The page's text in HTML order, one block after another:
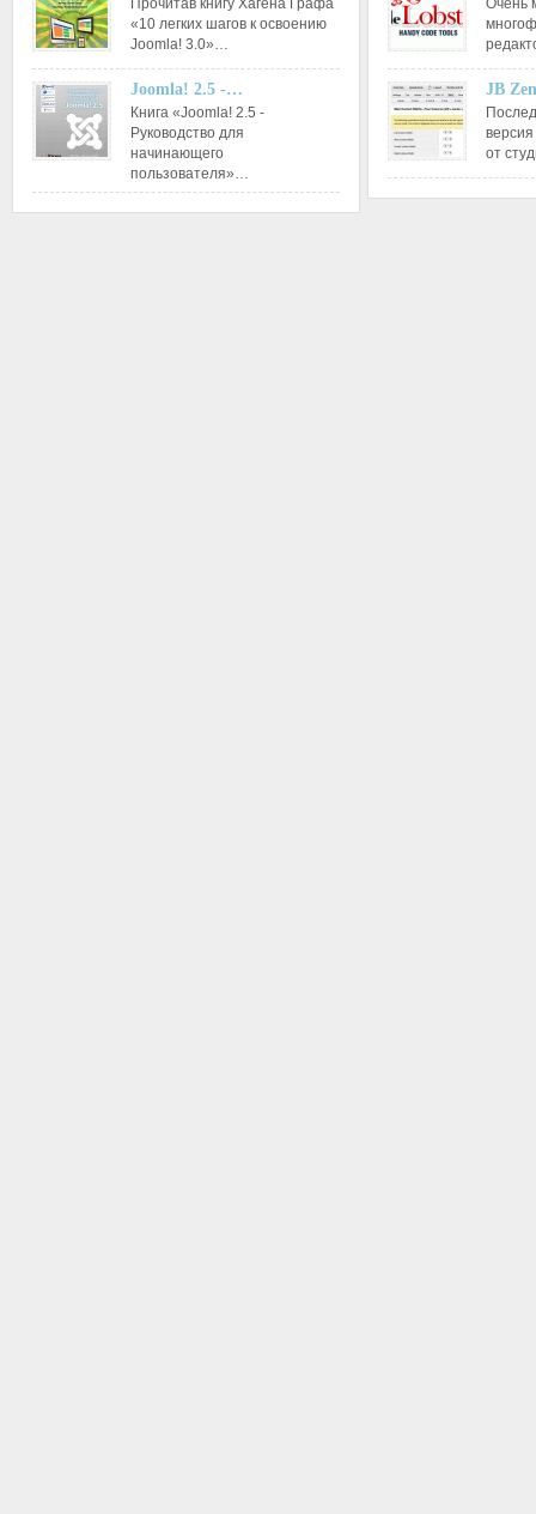
Прочитав книгу Хагена Графа
«10 легких шагов к освоению
Joomla! 3.0»…
Joomla! 2.5 -…
Книга «Joomla! 2.5 -
Руководство для
начинающего
пользователя»…
Очень
JB
от